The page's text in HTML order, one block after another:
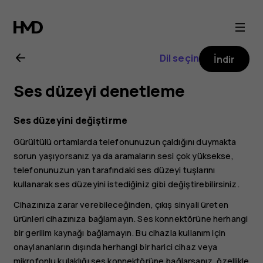
Nokia
3
kullanıcı
kılavuzu
Dil seçin İndir
Ses düzeyi denetleme
Ses düzeyini değiştirme
Gürültülü ortamlarda telefonunuzun çaldığını duymakta
sorun yaşıyorsanız ya da aramaların sesi çok yüksekse,
telefonunuzun yan tarafındaki ses düzeyi tuşlarını
kullanarak ses düzeyini istediğiniz gibi değiştirebilirsiniz.
Cihazınıza zarar verebileceğinden, çıkış sinyali üreten
ürünleri cihazınıza bağlamayın. Ses konnektörüne herhangi
bir gerilim kaynağı bağlamayın. Bu cihazla kullanım için
onaylananların dışında herhangi bir harici cihaz veya